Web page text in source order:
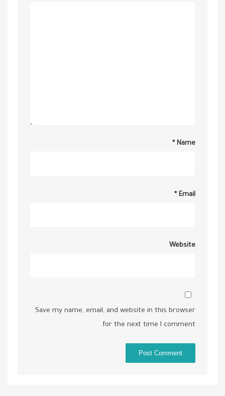
Name
*
Email
*
Website
Save my name, email, and website in this browser
for the next time I comment.